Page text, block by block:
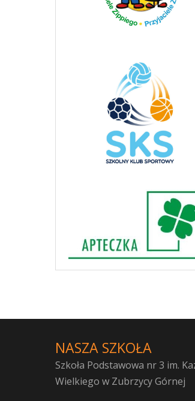
NASZA SZKOŁA
Szkoła Podstawowa nr 3 im.
Wielkiego w Zubrzycy Górnej